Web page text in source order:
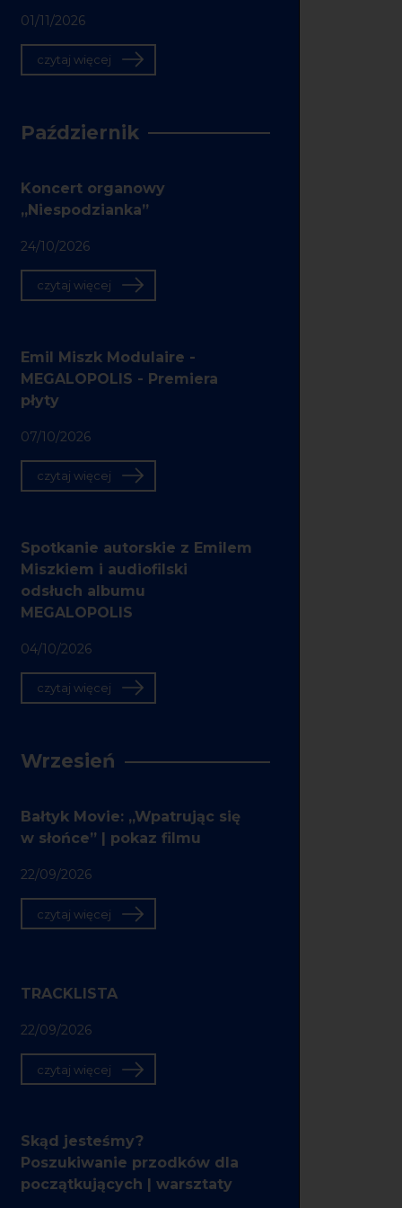
01/11/2026
czytaj więcej
Październik
Koncert organowy
„Niespodzianka”
24/10/2026
czytaj więcej
Emil Miszk Modulaire -
MEGALOPOLIS - Premiera
płyty
07/10/2026
czytaj więcej
Spotkanie autorskie z Emilem
Miszkiem i audiofilski
odsłuch albumu
MEGALOPOLIS
04/10/2026
czytaj więcej
Wrzesień
Bałtyk Movie: „Wpatrując się
w słońce” | pokaz filmu
22/09/2026
czytaj więcej
TRACKLISTA
22/09/2026
czytaj więcej
Skąd jesteśmy?
Poszukiwanie przodków dla
początkujących | warsztaty